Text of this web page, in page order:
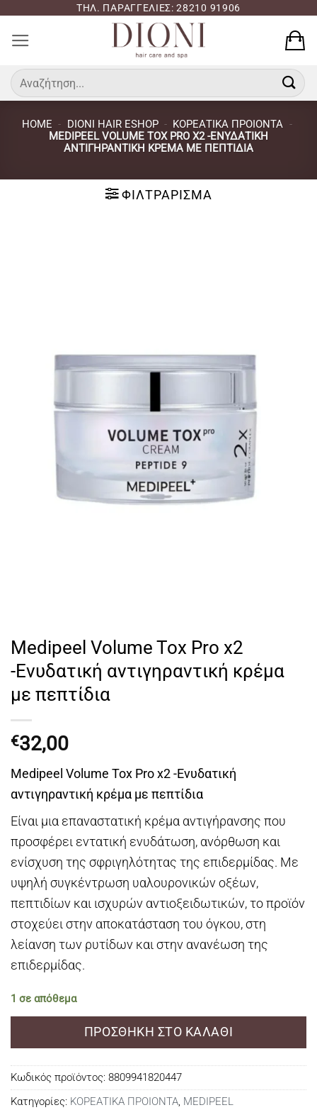
περιεχόμενο
ΤΗΛ. ΠΑΡΑΓΓΕΛΙΕΣ: 28210 91906
Αναζήτηση
για:
HOME - DIONI HAIR ESHOP - ΚΟΡΕΑΤΙΚΑ ΠΡΟΙΟΝΤΑ -
MEDIPEEL VOLUME TOX PRO X2 -ΕΝΥΔΑΤΙΚΉ
ΑΝΤΙΓΗΡΑΝΤΙΚΉ ΚΡΈΜΑ ΜΕ ΠΕΠΤΊΔΙΑ
ΦΙΛΤΡΆΡΙΣΜΑ
Medipeel Volume Tox Pro x2
-Ενυδατική αντιγηραντική κρέμα
με πεπτίδια
€32,00
Medipeel Volume Tox Pro x2 -Ενυδατική
αντιγηραντική κρέμα με πεπτίδια
Είναι μια επαναστατική κρέμα αντιγήρανσης που
προσφέρει εντατική ενυδάτωση, ανόρθωση και
ενίσχυση της σφριγηλότητας της επιδερμίδας. Με
υψηλή συγκέντρωση υαλουρονικών οξέων,
πεπτιδίων και ισχυρών αντιοξειδωτικών, το προϊόν
στοχεύει στην αποκατάσταση του όγκου, στη
λείανση των ρυτίδων και στην ανανέωση της
επιδερμίδας.
1 σε απόθεμα
ΠΡΟΣΘΉΚΗ ΣΤΟ ΚΑΛΆΘΙ
Κωδικός προϊόντος: 8809941820447
Κατηγορίες: ΚΟΡΕΑΤΙΚΑ ΠΡΟΙΟΝΤΑ MEDIPEEL